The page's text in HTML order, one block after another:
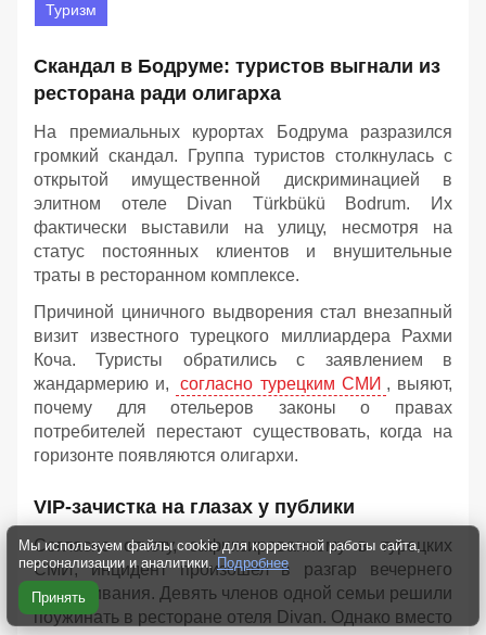
Туризм
Скандал в Бодруме: туристов выгнали из
ресторана ради олигарха
На премиальных курортах Бодрума разразился
громкий скандал. Группа туристов столкнулась с
открытой имущественной дискриминацией в
элитном отеле Divan Türkbükü Bodrum. Их
фактически выставили на улицу, несмотря на
статус постоянных клиентов и внушительные
траты в ресторанном комплексе.
Причиной циничного выдворения стал внезапный
визит известного турецкого миллиардера Рахми
Коча. Туристы обратились с заявлением в
жандармерию и,
согласно турецким СМИ , выяют,
почему для отельеров законы о правах
потребителей перестают существовать, когда на
горизонте появляются олигархи.
VIP-зачистка на глазах у публики
Согласно отчету, зафиксированному в турецких
СМИ, инцидент произошел в разгар вечернего
обслуживания. Девять членов одной семьи решили
поужинать в ресторане отеля Divan. Однако вместо
Мы используем файлы cookie для корректной работы сайта,
персонализации и аналитики. Подробнее
Принять